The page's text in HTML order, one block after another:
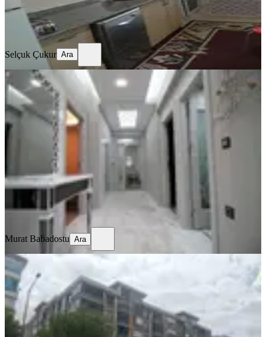
Selçuk Çukur
Selçuk Çukur Ara
SİTE İÇİ
6+1 Buyklugunde 4+1satilik Lusk
Daire
Konya, Selçuklu
279 m²·3. Kat 13.07.2026
20.000.000 ₺
Murat Babadostu
Murat Babadostu Ara
SİTE İÇİ
Ali Ulvi Kurucu Cad. Üzerinde, Site
İçinde 3+1 Daire
Konya, Karatay
180 m²· 3. Kat 12.07.2026